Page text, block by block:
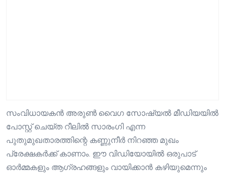
സംവിധായകൻ അരുൺ വൈഗ സോഷ്യൽ മീഡിയയിൽ
പോസ്റ്റ് ചെയ്ത റീലിൽ സാരംഗി എന്ന
പുതുമുഖതാരത്തിന്റെ കണ്ണുനീർ നിറഞ്ഞ മുഖം
പ്രേക്ഷകർക്ക് കാണാം. ഈ വിഡിയോയിൽ ഒരുപാട്
ഓർമ്മകളും ആഗ്രഹങ്ങളും വായിക്കാൻ കഴിയുമെന്നും